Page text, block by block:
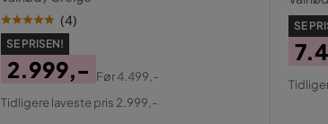
(4)
SE PRISEN!
Pris
2.999,-
Original
Før4.499,-
Tidligere laveste pris 2.999,-
SE
Pris